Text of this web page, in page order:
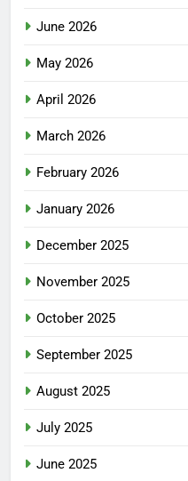
June 2026
May 2026
April 2026
March 2026
February 2026
January 2026
December 2025
November 2025
October 2025
September 2025
August 2025
July 2025
June 2025